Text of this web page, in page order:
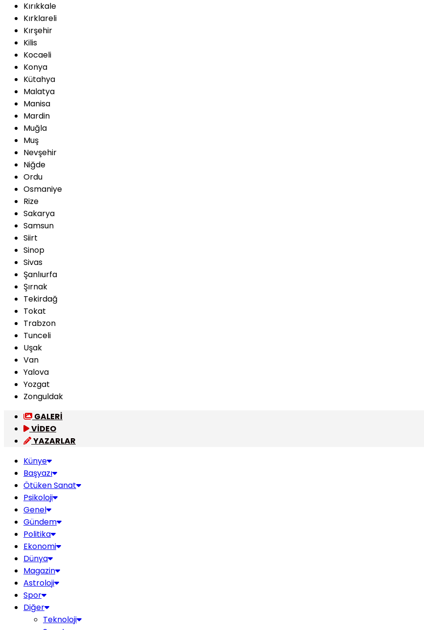
Kırıkkale
Kırklareli
Kırşehir
Kilis
Kocaeli
Konya
Kütahya
Malatya
Manisa
Mardin
Muğla
Muş
Nevşehir
Niğde
Ordu
Osmaniye
Rize
Sakarya
Samsun
Siirt
Sinop
Sivas
Şanlıurfa
Şırnak
Tekirdağ
Tokat
Trabzon
Tunceli
Uşak
Van
Yalova
Yozgat
Zonguldak
GALERİ
VİDEO
YAZARLAR
Künye
Başyazı
Ötüken Sanat
Psikoloji
Genel
Gündem
Politika
Ekonomi
Dünya
Magazin
Astroloji
Spor
Diğer
Teknoloji